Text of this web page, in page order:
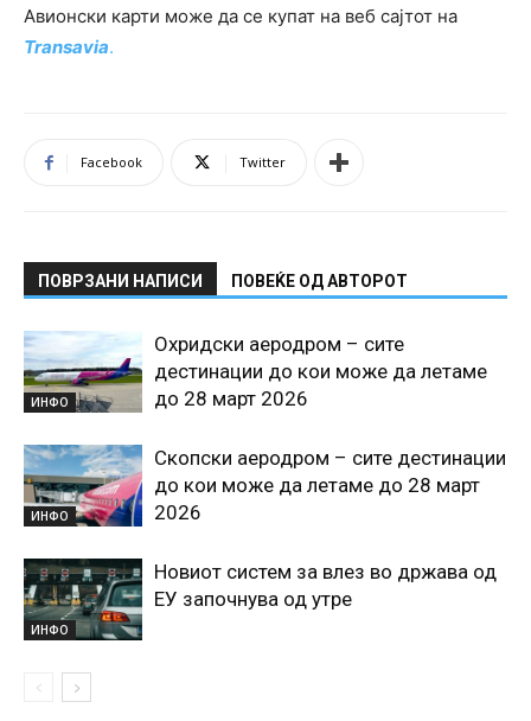
Авионски карти може да се купат на веб сајтот на
Transavia.
Facebook Twitter
ПОВРЗАНИ НАПИСИ ПОВЕЌЕ ОД АВТОРОТ
ИНФО
Охридски аеродром – сите
дестинации до кои може да летаме
до 28 март 2026
ИНФО
Скопски аеродром – сите дестинации
до кои може да летаме до 28 март
2026
ИНФО
Новиот систем за влез во држава од
ЕУ започнува од утре